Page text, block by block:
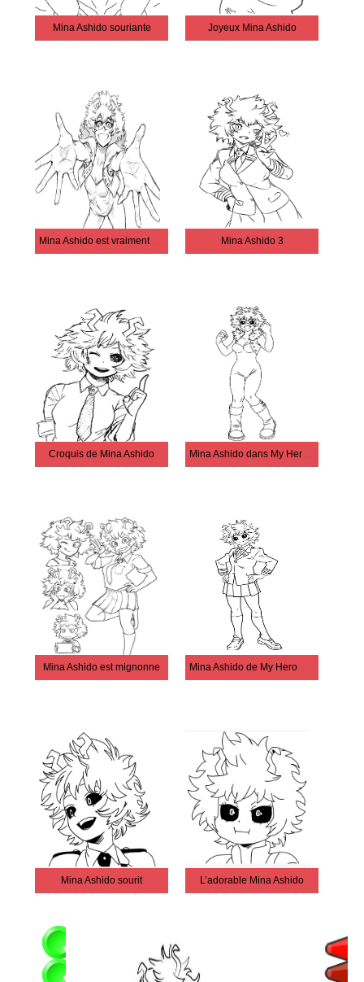
Mina Ashido souriante Joyeux Mina Ashido
Mina Ashido est vraiment cool Mina Ashido 3
Croquis de Mina Ashido Mina Ashido dans My Hero Academia
Mina Ashido est mignonne Mina Ashido de My Hero Academia
Mina Ashido sourit L’adorable Mina Ashido